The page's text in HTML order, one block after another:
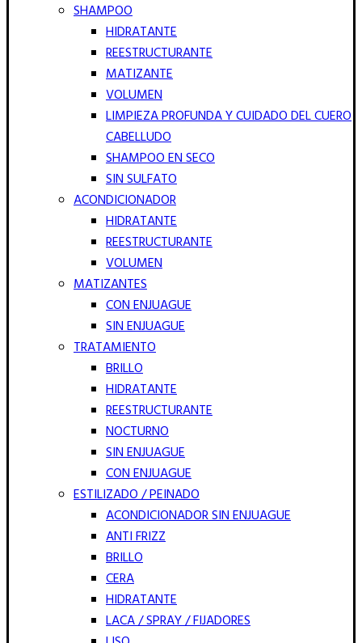
SHAMPOO
HIDRATANTE
REESTRUCTURANTE
MATIZANTE
VOLUMEN
LIMPIEZA PROFUNDA Y CUIDADO DEL CUERO
CABELLUDO
SHAMPOO EN SECO
SIN SULFATO
ACONDICIONADOR
HIDRATANTE
REESTRUCTURANTE
VOLUMEN
MATIZANTES
CON ENJUAGUE
SIN ENJUAGUE
TRATAMIENTO
BRILLO
HIDRATANTE
REESTRUCTURANTE
NOCTURNO
SIN ENJUAGUE
CON ENJUAGUE
ESTILIZADO / PEINADO
ACONDICIONADOR SIN ENJUAGUE
ANTI FRIZZ
BRILLO
CERA
HIDRATANTE
LACA / SPRAY / FIJADORES